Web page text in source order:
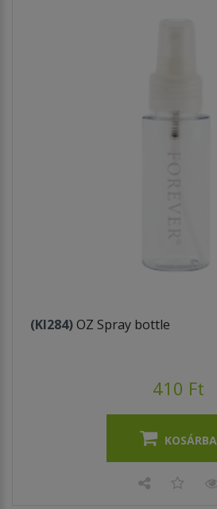
(KI284)OZ Spray bottle
410 Ft
KOSÁRBA